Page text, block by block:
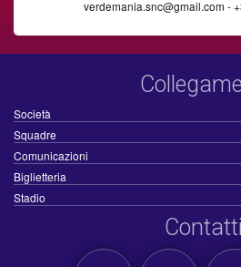
verdemania.snc@gmail.com -
Società
Squadre
Comunicazioni
Biglietteria
Stadio
Contatti